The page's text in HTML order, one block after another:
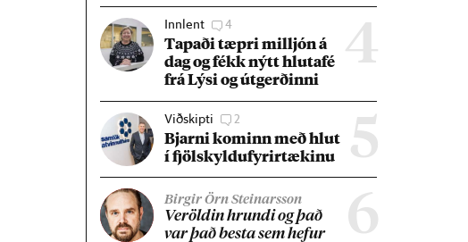
4
Innlent 4
Tap­aði tæpri millj­ón á
dag og fékk nýtt hluta­fé
frá Lýsi og út­gerð­inni
5
Viðskipti 2
Bjarni kom­inn með hlut
í fjöl­skyldu­fyr­ir­tæk­inu
6
Birgir Örn Steinarsson
Ver­öld­in hrundi og það
var það besta sem hef­ur